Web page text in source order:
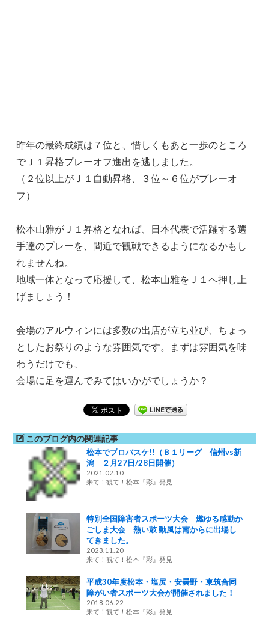
昨年の最終成績は７位と、惜しくもあと一歩のところ
でＪ１昇格プレーオフ進出を逃しました。
（２位以上がＪ１自動昇格、３位～６位がプレーオ
フ）
松本山雅がＪ１昇格となれば、日本代表で活躍する選
手達のプレーを、間近で観戦できるようになるかもし
れませんね。
地域一体となって応援して、松本山雅をＪ１へ押し上
げましょう！
会場のアルウィンには多数の出店が立ち並び、ちょっ
としたお祭りのような雰囲気です。まずは雰囲気を味
わうだけでも、
会場に足を運んでみてはいかがでしょうか？
このブログ内の関連記事
松本でプロバスケ!!（Ｂ１リーグ 信州vs新
潟 ２月27日/28日開催）
2021.02.10
来て！観て！松本『彩』発見
特別全国障害者スポーツ大会 燃ゆる感動か
ごしま大会 熱い鼓 動風は南からに出場し
てきました。
2023.11.20
来て！観て！松本『彩』発見
平成30年度松本・塩尻・安曇野・東筑合同
障がい者スポーツ大会が開催されました！
2018.06.22
来て！観て！松本『彩』発見